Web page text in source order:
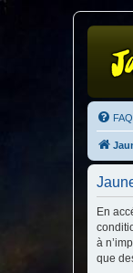
FAQ
En
à
que